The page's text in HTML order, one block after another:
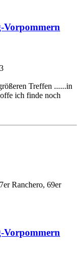
Vorpommern
Treffen ......in
ich finde noch
Ranchero, 69er
Vorpommern